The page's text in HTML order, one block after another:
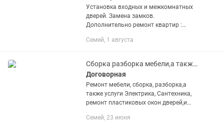
Установка входных и межкомнатных
дверей. Замена замков.
Дополнительно ремонт квартир :
плинтуса, галтели, ламинат, установка
Семей, 1 августа
Сборка разборка мебели,а также ремонт!
Договорная
Ремонт мебели, сборка, разборка,а
также услуги Электрика, Сантехника,
ремонт пластиковых окон дверей,и
Семей, 23 июня